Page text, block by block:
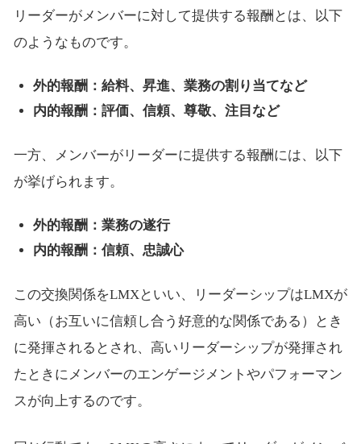
リーダーがメンバーに対して提供する報酬とは、以下
のようなものです。
外的報酬：給料、昇進、業務の割り当てなど
内的報酬：評価、信頼、尊敬、注目など
一方、メンバーがリーダーに提供する報酬には、以下
が挙げられます。
外的報酬：業務の遂行
内的報酬：信頼、忠誠心
この交換関係をLMXといい、リーダーシップはLMXが
高い（お互いに信頼し合う好意的な関係である）とき
に発揮されるとされ、高いリーダーシップが発揮され
たときにメンバーのエンゲージメントやパフォーマン
スが向上するのです。